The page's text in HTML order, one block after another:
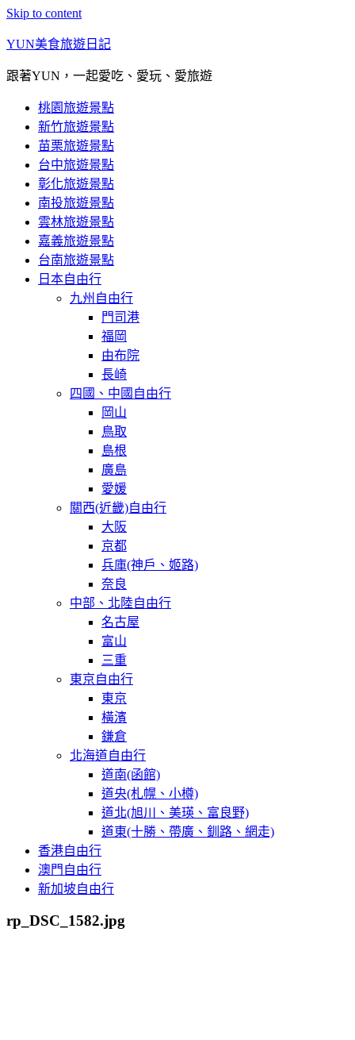
Skip to content
YUN美食旅遊日記
跟著YUN，一起愛吃、愛玩、愛旅遊
桃園旅遊景點
新竹旅遊景點
苗栗旅遊景點
台中旅遊景點
彰化旅遊景點
南投旅遊景點
雲林旅遊景點
嘉義旅遊景點
台南旅遊景點
日本自由行
九州自由行
門司港
福岡
由布院
長崎
四國、中國自由行
岡山
鳥取
島根
廣島
愛媛
關西(近畿)自由行
大阪
京都
兵庫(神戶、姬路)
奈良
中部、北陸自由行
名古屋
富山
三重
東京自由行
東京
橫濱
鎌倉
北海道自由行
道南(函館)
道央(札幌、小樽)
道北(旭川、美瑛、富良野)
道東(十勝、帶廣、釧路、網走)
香港自由行
澳門自由行
新加坡自由行
rp_DSC_1582.jpg